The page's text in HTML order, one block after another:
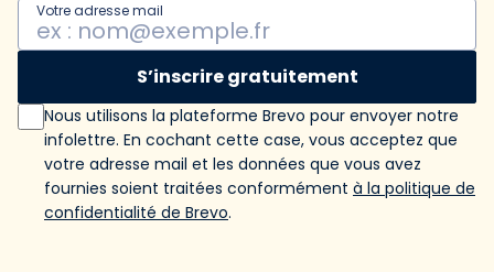
Votre adresse mail
S’inscrire gratuitement
Nous utilisons la plateforme Brevo pour envoyer notre
infolettre. En cochant cette case, vous acceptez que
votre adresse mail et les données que vous avez
fournies soient traitées conformément à la politique de
confidentialité de Brevo.